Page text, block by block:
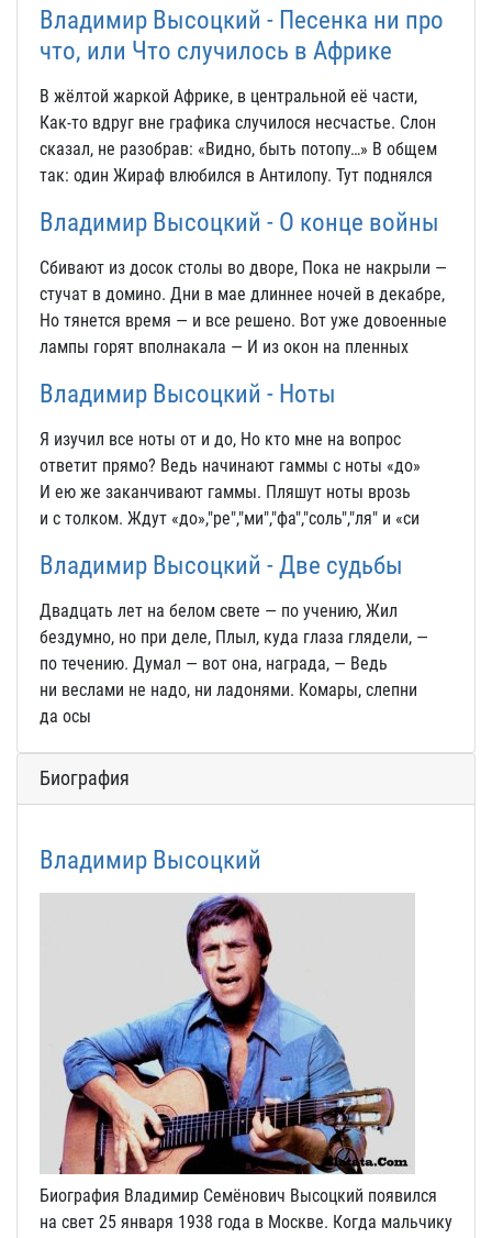
Владимир Высоцкий - Песенка ни про
что, или Что случилось в Африке
В жёлтой жаркой Африке, в центральной её части,
Как-то вдруг вне графика случилося несчастье. Слон
сказал, не разобрав: «Видно, быть потопу…» В общем
так: один Жираф влюбился в Антилопу. Тут поднялся
Владимир Высоцкий - О конце войны
Сбивают из досок столы во дворе, Пока не накрыли —
стучат в домино. Дни в мае длиннее ночей в декабре,
Но тянется время — и все решено. Вот уже довоенные
лампы горят вполнакала — И из окон на пленных
Владимир Высоцкий - Ноты
Я изучил все ноты от и до, Но кто мне на вопрос
ответит прямо? Ведь начинают гаммы с ноты «до»
И ею же заканчивают гаммы. Пляшут ноты врозь
и с толком. Ждут «до»,"ре","ми","фа","соль","ля" и «си
Владимир Высоцкий - Две судьбы
Двадцать лет на белом свете — по учению, Жил
бездумно, но при деле, Плыл, куда глаза глядели, —
по течению. Думал — вот она, награда, — Ведь
ни веслами не надо, ни ладонями. Комары, слепни
да осы
Биография
Владимир Высоцкий
Биография Владимир Семёнович Высоцкий появился
на свет 25 января 1938 года в Москве. Когда мальчику